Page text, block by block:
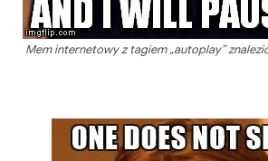
Mem internetowy z tagiem „autoplay”